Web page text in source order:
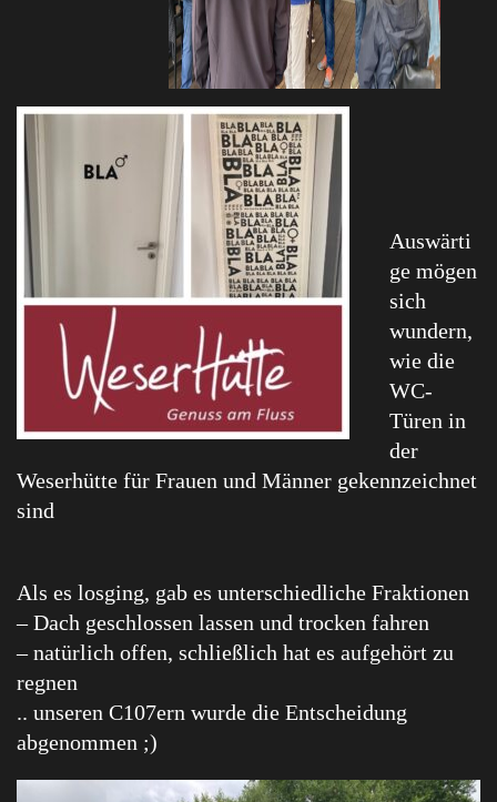
Auswärti
ge mögen
sich
wundern,
wie die
WC-
Türen in
der
Weserhütte für Frauen und Männer gekennzeichnet
sind
Als es losging, gab es unterschiedliche Fraktionen
– Dach geschlossen lassen und trocken fahren
– natürlich offen, schließlich hat es aufgehört zu
regnen
.. unseren C107ern wurde die Entscheidung
abgenommen ;)